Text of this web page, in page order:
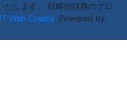
たします。 戦略的財務のプロ
Web Create. Powered by